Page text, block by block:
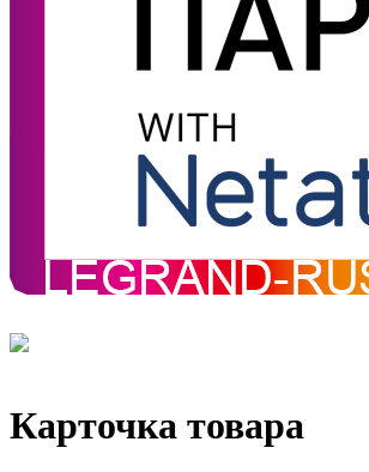
Карточка товара